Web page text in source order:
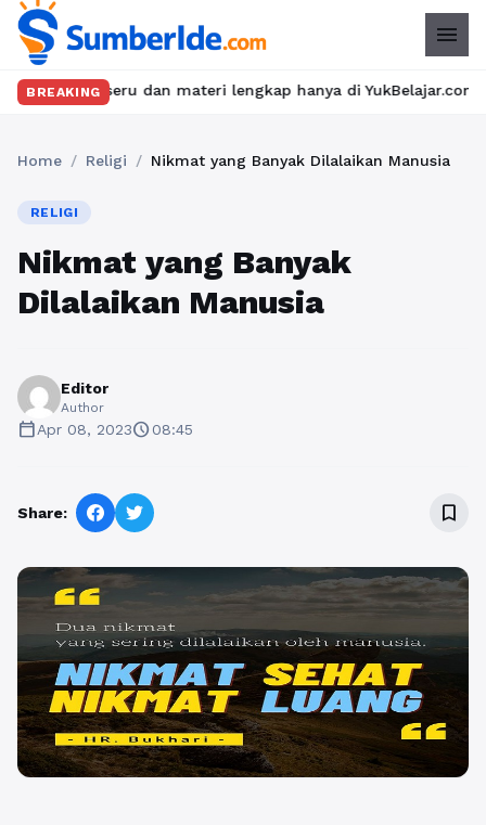
menu
BREAKING
dan materi lengkap hanya di YukBelajar.com. Mulai
Home / Religi / Nikmat yang Banyak Dilalaikan Manusia
RELIGI
Nikmat yang Banyak
Dilalaikan Manusia
Editor
Author
calendar_todayApr 08, 2023schedule08:45
Share: bookmark_border